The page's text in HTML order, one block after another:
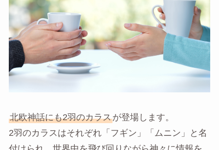
北欧神話にも2羽のカラスが登場します。
2羽のカラスはそれぞれ「フギン」「ムニン」と名